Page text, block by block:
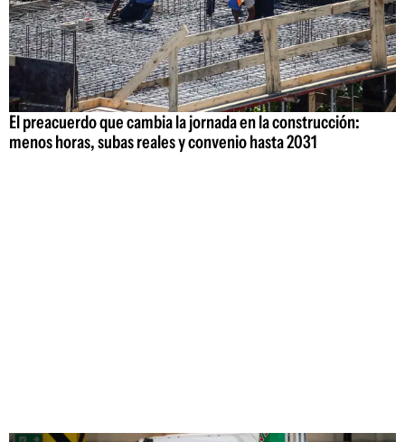
El preacuerdo que cambia la jornada en la construcción:
menos horas, subas reales y convenio hasta 2031